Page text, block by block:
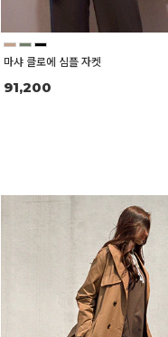
마샤 클로에 심플 자켓
91,200